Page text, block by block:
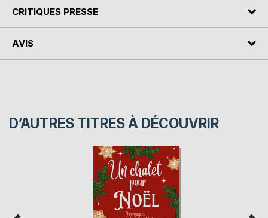
CRITIQUES PRESSE
AVIS
D’AUTRES TITRES À DÉCOUVRIR